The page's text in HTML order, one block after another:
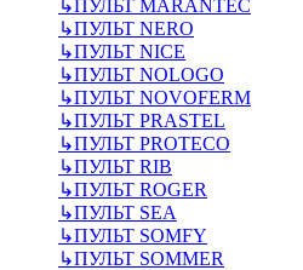
↳ПУЛЬТ MARANTEC
↳ПУЛЬТ NERO
↳ПУЛЬТ NICE
↳ПУЛЬТ NOLOGO
↳ПУЛЬТ NOVOFERM
↳ПУЛЬТ PRASTEL
↳ПУЛЬТ PROTECO
↳ПУЛЬТ RIB
↳ПУЛЬТ ROGER
↳ПУЛЬТ SEA
↳ПУЛЬТ SOMFY
↳ПУЛЬТ SOMMER